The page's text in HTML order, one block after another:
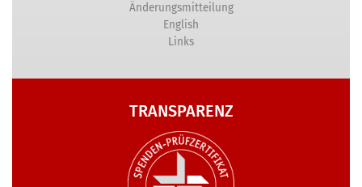
Änderungsmitteilung
English
Links
TRANSPARENZ